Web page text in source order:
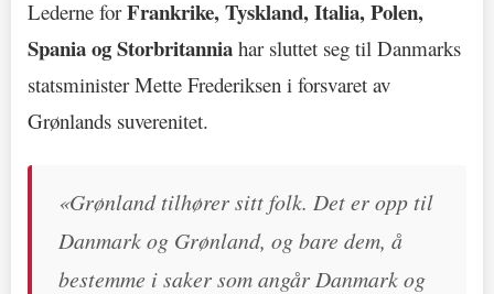
Lederne forFrankrike, Tyskland, Italia, Polen,
Spania og Storbritannia har sluttet seg til Danmarks
statsminister Mette Frederiksen i forsvaret av
Grønlands suverenitet.
«Grønland tilhører sitt folk. Det er opp til
Danmark og Grønland, og bare dem, å
bestemme i saker som angår Danmark og